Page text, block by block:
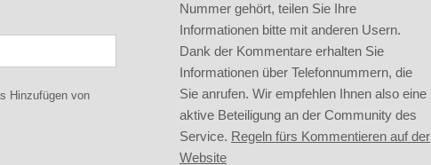
Hinzufügen von
Nummer gehört, teilen Sie Ihre
Informationen bitte mit anderen Usern.
Dank der Kommentare erhalten Sie
Informationen über Telefonnummern, die
Sie anrufen. Wir empfehlen Ihnen also eine
aktive Beteiligung an der Community des
Service. Regeln fürs Kommentieren auf der
Website